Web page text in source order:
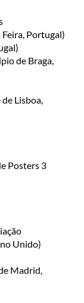
Portugal)
de Braga,
Lisboa,
Posters 3
Unido)
Madrid,